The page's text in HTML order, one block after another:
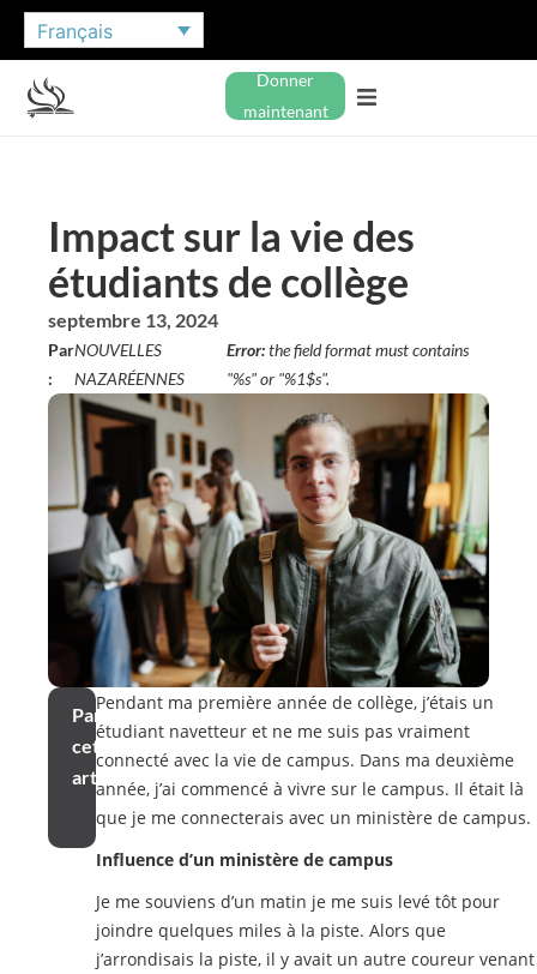
Français
Donner
maintenant
Impact sur la vie des
étudiants de collège
septembre 13, 2024
Par
:
NOUVELLES
NAZARÉENNES
Error:the field format must contains
"%s" or "%1$s".
Partager
cet
article
Pendant ma première année de collège, j’étais un
étudiant navetteur et ne me suis pas vraiment
connecté avec la vie de campus. Dans ma deuxième
année, j’ai commencé à vivre sur le campus. Il était là
que je me connecterais avec un ministère de campus.
Influence d’un ministère de campus
Je me souviens d’un matin je me suis levé tôt pour
joindre quelques miles à la piste. Alors que
j’arrondisais la piste, il y avait un autre coureur venant